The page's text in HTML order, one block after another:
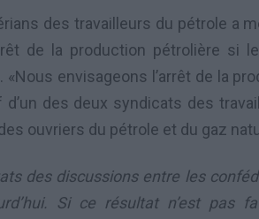
des travailleurs du pétrole a
de la production pétrolière si
envisageons l’arrêt de la
des deux syndicats des
ouvriers du pétrole et du gaz
des discussions entre les
Si ce résultat n’est pas